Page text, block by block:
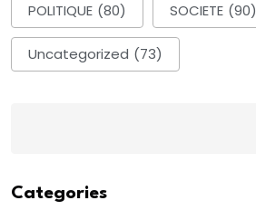
POLITIQUE (80) SOCIETE (90)
Uncategorized (73)
Categories